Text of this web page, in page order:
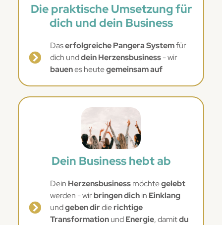
Die praktische Umsetzung für
dich und dein Business
Daserfolgreiche Pangera Systemfür
dich unddein Herzensbusiness- wir
bauenes heutegemeinsam auf
Dein Business hebt ab
Dein Herzensbusinessmöchtegelebt
werden - wirbringen dichin Einklang
undgeben dirdierichtige
TransformationundEnergie, damitdu